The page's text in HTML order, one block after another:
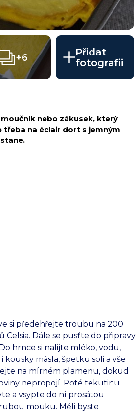
+6
Přidat
fotografii
nebo zákusek, který
třeba na éclair dort s jemným
si předehřejte troubu na 200
Celsia. Dále se pusťte do přípravy
hrnce si nalijte mléko, vodu,
kousky másla, špetku soli a vše
na mírném plamenu, dokud
nepropojí. Poté tekutinu
a vsypte do ní prosátou
mouku. Měli byste